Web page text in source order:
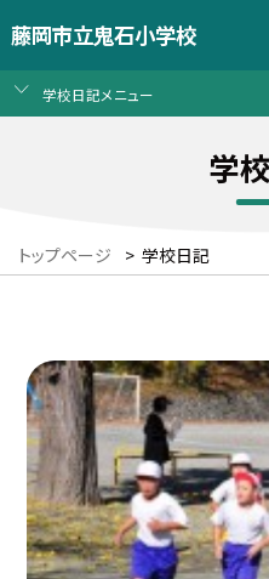
藤岡市立鬼石小学校
学校日記メニュー
学
トップページ > 学校日記